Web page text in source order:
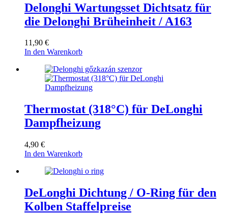
Delonghi Wartungsset Dichtsatz für
die Delonghi Brüheinheit / A163
11,90 €
In den Warenkorb
Thermostat (318°C) für DeLonghi
Dampfheizung
4,90 €
In den Warenkorb
DeLonghi Dichtung / O-Ring für den
Kolben Staffelpreise